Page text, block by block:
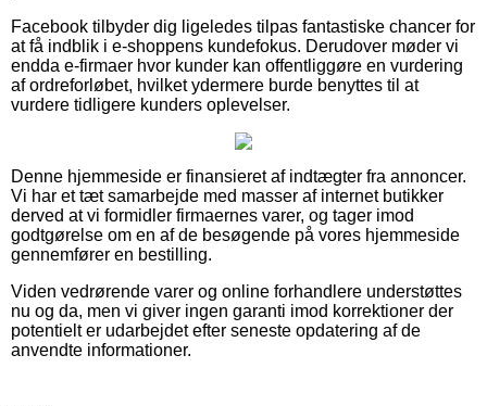
Facebook tilbyder dig ligeledes tilpas fantastiske chancer for
at få indblik i e-shoppens kundefokus. Derudover møder vi
endda e-firmaer hvor kunder kan offentliggøre en vurdering
af ordreforløbet, hvilket ydermere burde benyttes til at
vurdere tidligere kunders oplevelser.
Denne hjemmeside er finansieret af indtægter fra annoncer.
Vi har et tæt samarbejde med masser af internet butikker
derved at vi formidler firmaernes varer, og tager imod
godtgørelse om en af de besøgende på vores hjemmeside
gennemfører en bestilling.
Viden vedrørende varer og online forhandlere understøttes
nu og da, men vi giver ingen garanti imod korrektioner der
potentielt er udarbejdet efter seneste opdatering af de
anvendte informationer.